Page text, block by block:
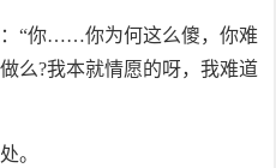
“你……你为何这么傻，你难
么?我本就情愿的呀，我难道
。